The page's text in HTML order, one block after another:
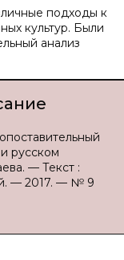
подходы к
культур. Были
анализ
русском
— Текст :
— 2017. — № 9